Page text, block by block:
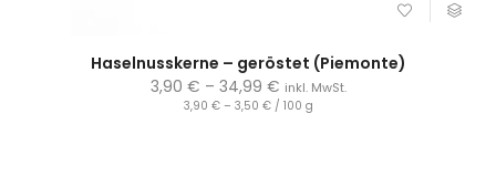
Haselnusskerne – geröstet (Piemonte)
3,90 € – 34,99 € inkl. MwSt.
3,90 €– 3,50 €/ 100 g